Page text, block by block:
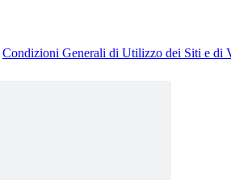
Condizioni Generali di Utilizzo dei Siti e di